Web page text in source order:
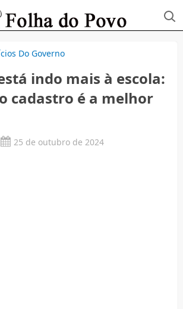
Do Governo
indo mais à escola:
cadastro é a melhor
25 de outubro de 2024